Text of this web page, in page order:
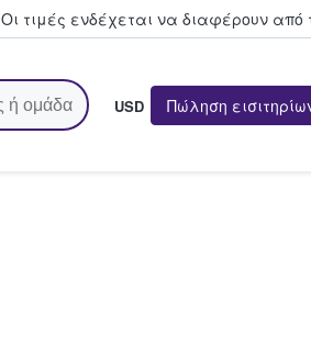
Οι τιμές ενδέχεται να διαφέρουν από
USD Πώληση